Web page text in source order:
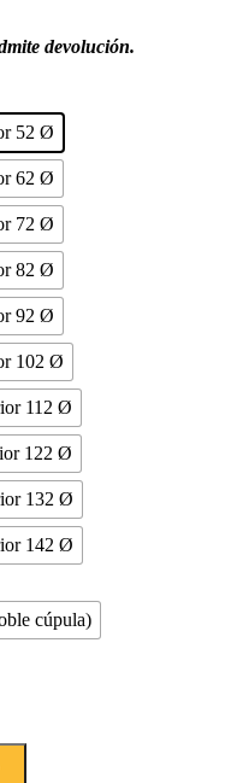
devolución.
52 Ø
62 Ø
72 Ø
82 Ø
92 Ø
102 Ø
112 Ø
122 Ø
132 Ø
142 Ø
cúpula)